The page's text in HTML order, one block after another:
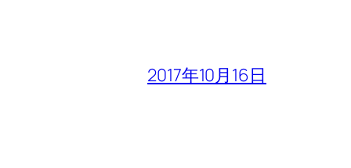
2017年10月16日